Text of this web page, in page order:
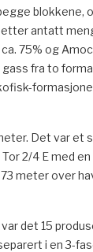
blokkene,
antatt
75% og
fra to
Det var et
2/4 E med
meter over
det 15
i en 3-